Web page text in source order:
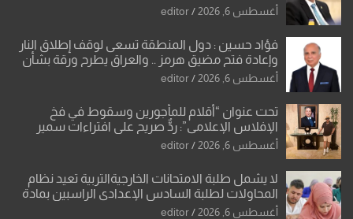
أغسطس 6, 2026 editor
فؤاد حسين : دول المنطقة تسعى لوقف إطلاق النار
وإعادة فتح مضيق هرمز .. والعراق يطرح ورقة بشأن
تحولات القدس
أغسطس 6, 2026 editor
تحت عنوان “أقلام للمأجورين وسقوط في فخ
الإفلاس الإعلامي”: ردٌّ صريح على افتراءات سمير
الشكرجي
أغسطس 6, 2026 editor
لا يشمل طلبة الامتحانات الخارجيةالتربية تعيد نظام
المحاولات لطلبة السادس الإعدادي الراسبين بمادة
أو مادتين
أغسطس 6, 2026 editor